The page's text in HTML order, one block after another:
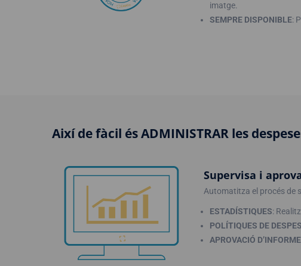
imatge.
SEMPRE DISPONIBLE:
Així de fàcil és ADMINISTRAR les
Supervisa i
Automatitza el procés de
ESTADÍSTIQUES:
POLÍTIQUES DE
APROVACIÓ